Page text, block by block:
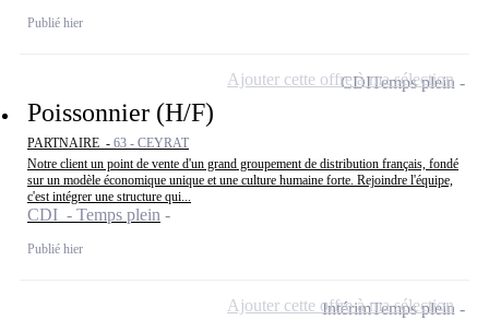
Publié hier
Poissonnier (H/F)
PARTNAIRE - 63 - CEYRAT
Notre client un point de vente d'un grand groupement de distribution français, fondé
sur un modèle économique unique et une culture humaine forte. Rejoindre l'équipe,
c'est intégrer une structure qui...
CDI - Temps plein
Publié hier
CDITemps plein
Ajouter cette offre à ma sélection
IntérimTemps plein
Ajouter cette offre à ma sélection